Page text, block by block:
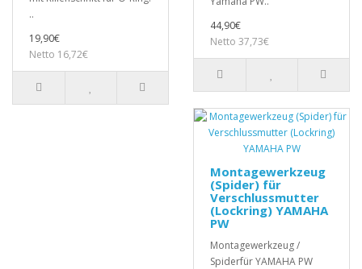
..
19,90€
Netto 16,72€
44,90€
Netto 37,73€
Montagewerkzeug
(Spider) für
Verschlussmutter
(Lockring) YAMAHA
PW
Montagewerkzeug /
Spiderfür YAMAHA PW